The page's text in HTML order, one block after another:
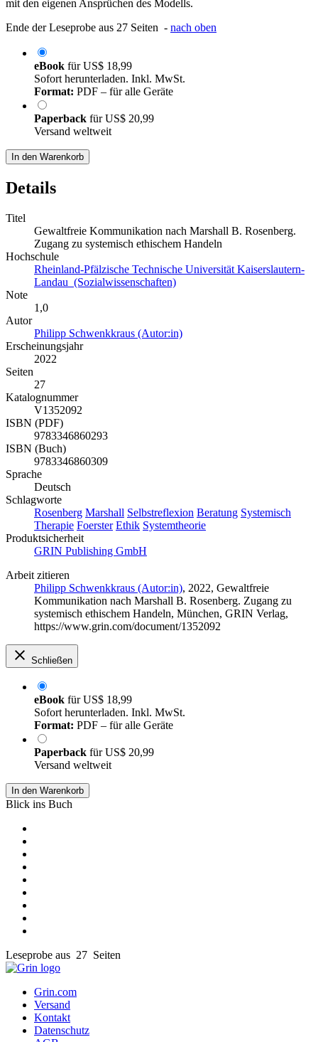
mit den eigenen Ansprüchen des Modells.
Ende der Leseprobe aus 27 Seiten - nach oben
eBook fürUS$ 18,99
Sofort herunterladen. Inkl. MwSt.
Format: PDF – für alle Geräte
Paperback fürUS$ 20,99
Versand weltweit
In den Warenkorb
Details
Titel
Gewaltfreie Kommunikation nach Marshall B. Rosenberg.
Zugang zu systemisch ethischem Handeln
Hochschule
Rheinland-Pfälzische Technische Universität Kaiserslautern-
Landau (Sozialwissenschaften)
Note
1,0
Autor
Philipp Schwenkkraus (Autor:in)
Erscheinungsjahr
2022
Seiten
27
Katalognummer
V1352092
ISBN (PDF)
9783346860293
ISBN (Buch)
9783346860309
Sprache
Deutsch
Schlagworte
Rosenberg Marshall Selbstreflexion Beratung Systemisch
Therapie Foerster Ethik Systemtheorie
Produktsicherheit
GRIN Publishing GmbH
Arbeit zitieren
Philipp Schwenkkraus (Autor:in), 2022, Gewaltfreie
Kommunikation nach Marshall B. Rosenberg. Zugang zu
systemisch ethischem Handeln, München, GRIN Verlag,
https://www.grin.com/document/1352092
Schließen
eBook fürUS$ 18,99
Sofort herunterladen. Inkl. MwSt.
Format: PDF – für alle Geräte
Paperback fürUS$ 20,99
Versand weltweit
In den Warenkorb
Blick ins Buch
Leseprobe aus 27 Seiten
Grin.com
Versand
Kontakt
Datenschutz